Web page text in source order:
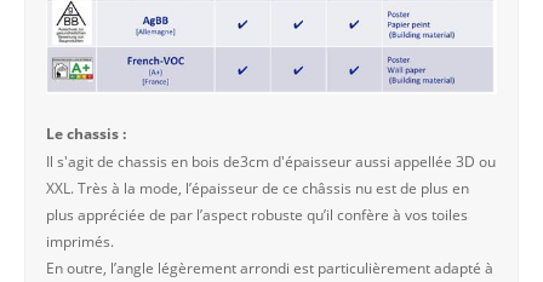
Le chassis :
Il s'agit de chassis en bois de3cm d'épaisseur aussi appellée 3D ou
XXL. Très à la mode, l’épaisseur de ce châssis nu est de plus en
plus appréciée de par l’aspect robuste qu’il confère à vos toiles
imprimés.
En outre, l’angle légèrement arrondi est particulièrement adapté à